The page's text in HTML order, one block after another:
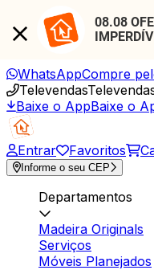
08.08
WhatsAppCompre
Televendas
Baixe o AppBaixe o
Entrar Favoritos
Informe o seu CEP
Departamentos
Madeira Originals
Serviços
Móveis Planejados